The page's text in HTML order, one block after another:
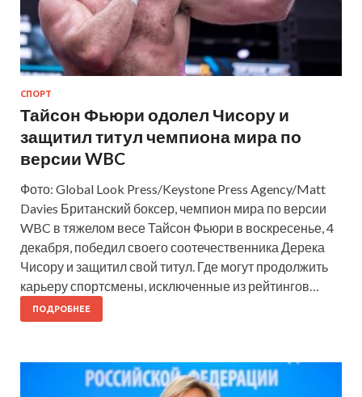
СПОРТ
Тайсон Фьюри одолел Чисору и
защитил титул чемпиона мира по
версии WBC
Фото: Global Look Press/Keystone Press Agency/Matt
Davies Британский боксер, чемпион мира по версии
WBC в тяжелом весе Тайсон Фьюри в воскресенье, 4
декабря, победил своего соотечественника Дерека
Чисору и защитил свой титул. Где могут продолжить
карьеру спортсмены, исключенные из рейтингов…
ПОДРОБНЕЕ